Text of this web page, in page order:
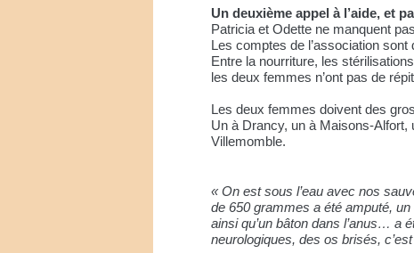
Un deuxième appel à l’aide, et
Patricia et Odette ne manquent
Les comptes de l’association sont
Entre la nourriture, les
les deux femmes n’ont pas de
Les deux femmes doivent des
Un à Drancy, un à Maisons-Alfort,
Villemomble.
« On est sous l’eau avec nos
de 650 grammes a été amputé,
ainsi qu’un bâton dans l’anus… a
neurologiques, des os brisés,